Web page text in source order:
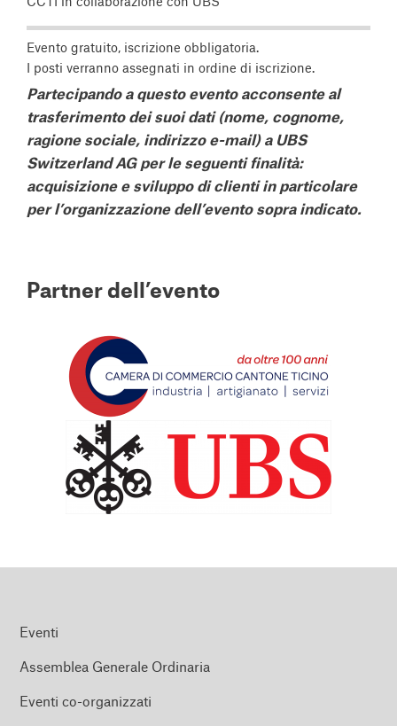
Evento gratuito, iscrizione obbligatoria.
I posti verranno assegnati in ordine di iscrizione.
Partecipando a questo evento acconsente al
trasferimento dei suoi dati (nome, cognome,
ragione sociale, indirizzo e-mail) a UBS
Switzerland AG per le seguenti finalità:
acquisizione e sviluppo di clienti in particolare
per l’organizzazione dell’evento sopra indicato.
Partner dell’evento
Eventi
Assemblea Generale Ordinaria
Eventi co-organizzati